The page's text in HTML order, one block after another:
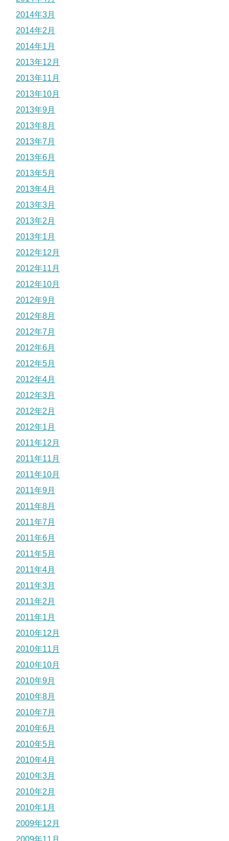
2014年3月
2014年2月
2014年1月
2013年12月
2013年11月
2013年10月
2013年9月
2013年8月
2013年7月
2013年6月
2013年5月
2013年4月
2013年3月
2013年2月
2013年1月
2012年12月
2012年11月
2012年10月
2012年9月
2012年8月
2012年7月
2012年6月
2012年5月
2012年4月
2012年3月
2012年2月
2012年1月
2011年12月
2011年11月
2011年10月
2011年9月
2011年8月
2011年7月
2011年6月
2011年5月
2011年4月
2011年3月
2011年2月
2011年1月
2010年12月
2010年11月
2010年10月
2010年9月
2010年8月
2010年7月
2010年6月
2010年5月
2010年4月
2010年3月
2010年2月
2010年1月
2009年12月
2009年11月